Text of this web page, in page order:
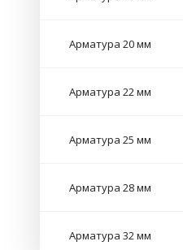
Арматура 20 мм
Арматура 22 мм
Арматура 25 мм
Арматура 28 мм
Арматура 32 мм